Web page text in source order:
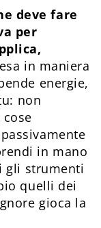
deve fare
per
in maniera
energie,
non
in mano
gli strumenti
quelli dei
gioca la